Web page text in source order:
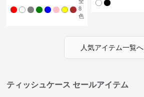
8
色
人気アイテム一覧へ
ティッシュケース セールアイテム